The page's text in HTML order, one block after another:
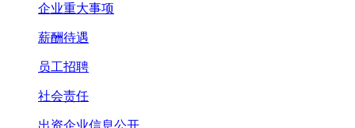
企业重大事项
薪酬待遇
员工招聘
社会责任
出资企业信息公开